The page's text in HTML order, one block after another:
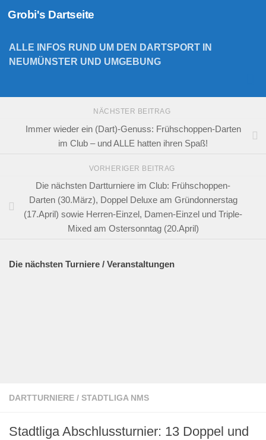
Zum Inhalt springen
Grobi's Dartseite
DARTTURNIERE / STADTLIGA NMS
Stadtliga Abschlussturnier: 13 Doppel und
ALLE INFOS RUND UM DEN DARTSPORT IN
NEUMÜNSTER UND UMGEBUNG
NÄCHSTER BEITRAG
Immer wieder ein (Dart)-Genuss: Frühschoppen-Darten
im Club – und ALLE hatten ihren Spaß!
VORHERIGER BEITRAG
Die nächsten Dartturniere im Club: Frühschoppen-
Darten (30.März), Doppel Deluxe am Gründonnerstag
(17.April) sowie Herren-Einzel, Damen-Einzel und Triple-
Mixed am Ostersonntag (20.April)
Die nächsten Turniere / Veranstaltungen